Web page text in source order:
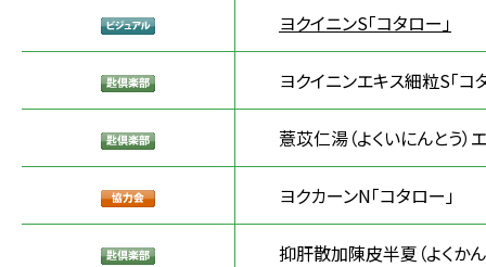
ヨクイニンS「コタロー」
ヨクイニンエキス細粒S「コ
薏苡仁湯（よくいにんとう）
ヨクカーンN「コタロー」
抑肝散加陳皮半夏（よくか